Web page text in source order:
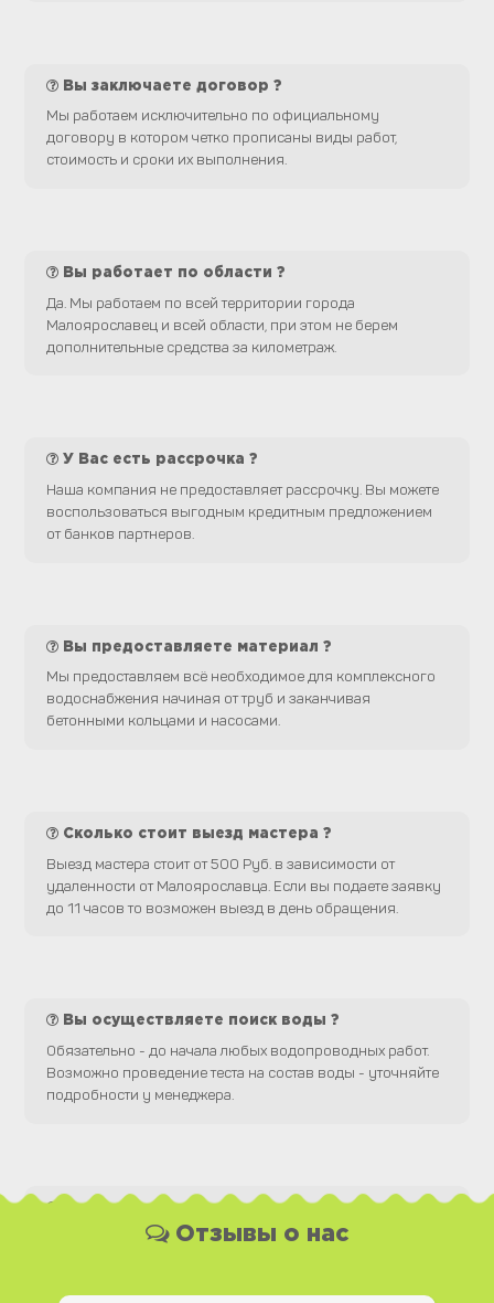
Вы заключаете договор ?
Мы работаем исключительно по официальному
договору в котором четко прописаны виды работ,
стоимость и сроки их выполнения.
Вы работает по области ?
Да. Мы работаем по всей территории города
Малоярославец и всей области, при этом не берем
дополнительные средства за километраж.
У Вас есть рассрочка ?
Наша компания не предоставляет рассрочку. Вы можете
воспользоваться выгодным кредитным предложением
от банков партнеров.
Вы предоставляете материал ?
Мы предоставляем всё необходимое для комплексного
водоснабжения начиная от труб и заканчивая
бетонными кольцами и насосами.
Сколько стоит выезд мастера ?
Выезд мастера стоит от 500 Руб. в зависимости от
удаленности от Малоярославца. Если вы подаете заявку
до 11 часов то возможен выезд в день обращения.
Вы осуществляете поиск воды ?
Обязательно - до начала любых водопроводных работ.
Возможно проведение теста на состав воды - уточняйте
подробности у менеджера.
Какая у Вас форма оплаты ?
Вы можете оплатить наши услуги и необходимые
Отзывы о нас